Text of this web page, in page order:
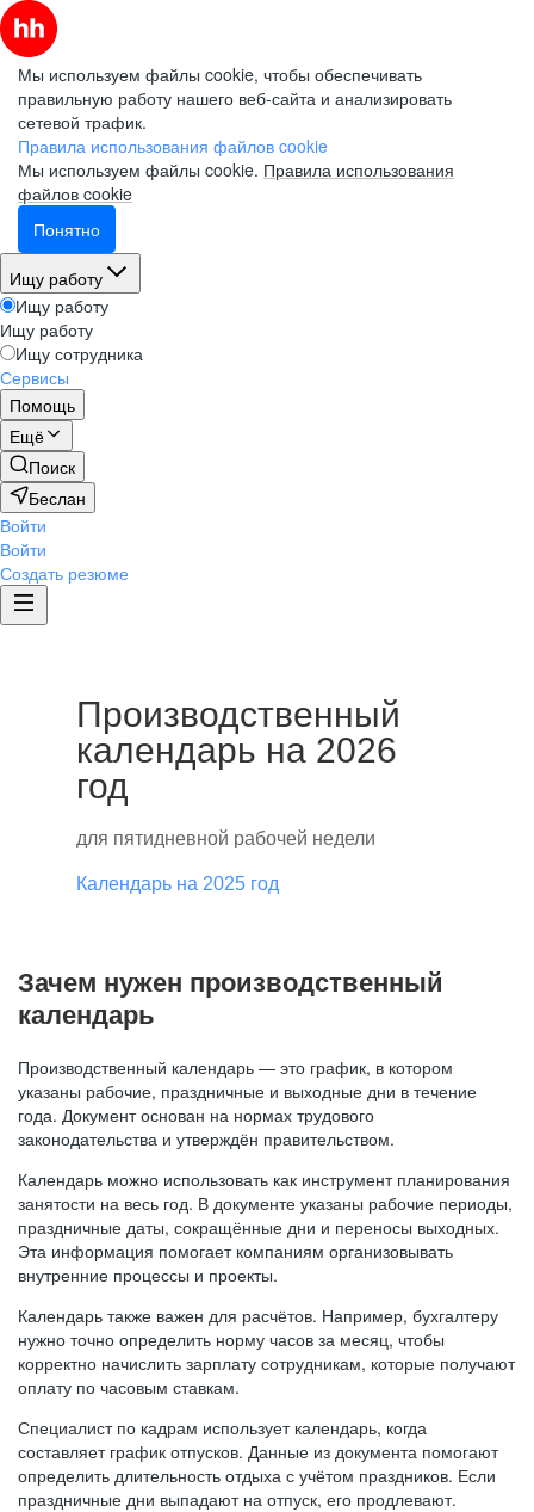
Мы используем файлы cookie, чтобы обеспечивать
правильную работу нашего веб-сайта и анализировать
сетевой трафик.
Правила использования файлов cookie
Мы используем файлы cookie. Правила использования
файлов cookie
Понятно
Ищу работу
Ищу работу
Ищу работу
Ищу сотрудника
Сервисы
Помощь
Ещё
Поиск
Беслан
Войти
Войти
Создать резюме
Производственный
календарь на 2026
год
для пятидневной рабочей недели
Календарь на 2025 год
Зачем нужен производственный
календарь
Производственный календарь — это график, в котором
указаны рабочие, праздничные и выходные дни в течение
года. Документ основан на нормах трудового
законодательства и утверждён правительством.
Календарь можно использовать как инструмент планирования
занятости на весь год. В документе указаны рабочие периоды,
праздничные даты, сокращённые дни и переносы выходных.
Эта информация помогает компаниям организовывать
внутренние процессы и проекты.
Календарь также важен для расчётов. Например, бухгалтеру
нужно точно определить норму часов за месяц, чтобы
корректно начислить зарплату сотрудникам, которые получают
оплату по часовым ставкам.
Специалист по кадрам использует календарь, когда
составляет график отпусков. Данные из документа помогают
определить длительность отдыха с учётом праздников. Если
праздничные дни выпадают на отпуск, его продлевают.